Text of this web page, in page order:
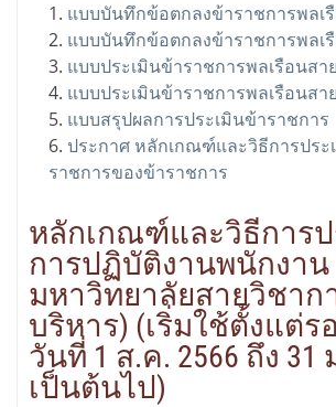
แบบบันทึกข้อตกลงข้าราชการพลเ
แบบบันทึกข้อตกลงข้าราชการพลเ
แบบประเมินข้าราชการพลเรือนสา
แบบประเมินข้าราชการพลเรือนสา
แบบสรุปผลการประเมินข้าราชการ
ประกาศ หลักเกณฑ์และวิธีการปร
ราชการของข้าราชการ
หลักเกณฑ์และวิธีการป
การปฏิบัติงานพนักงาน
มหาวิทยาลัยสายวิชาก
บริหาร) (เริ่มใช้ตั้งแต่ร
วันที่ 1 ส.ค. 2566 ถึง 31
เป็นต้นไป)